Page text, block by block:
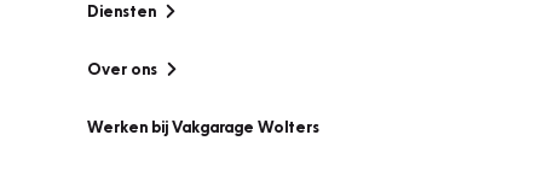
Diensten
Over ons
Werken bij Vakgarage Wolters